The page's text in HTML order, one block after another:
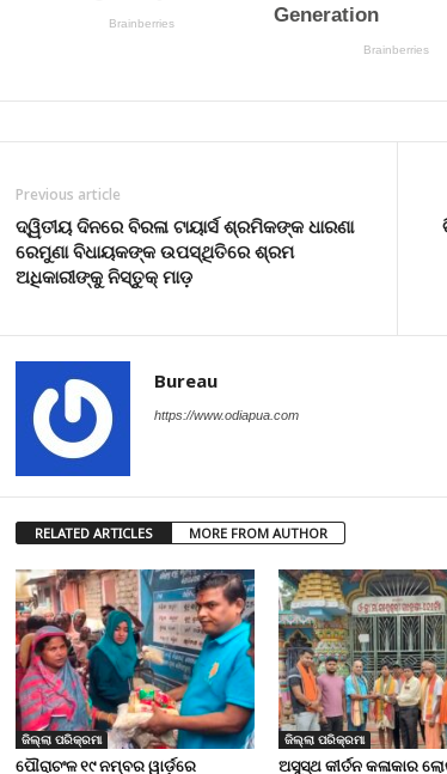
Previous article
ଦ୍ୱିତୀୟ ଦିନରେ ବିରଳା ଟାୟାର୍ସ ଶ୍ରମିକଙ୍କ ଧାରଣା
ରେମୁଣା ବିଧାୟକଙ୍କ ଉପସ୍ଥିତିରେ ଶ୍ରମ
ଅଧିକାରୀଙ୍କୁ ନିସ୍ତୁକ୍ ମାଡ଼
Bureau
https://www.odiapua.com
RELATED ARTICLES MORE FROM AUTHOR
ଜିଲ୍ଲା ପରିକ୍ରମା
ପୌରାଚଂଳ ୧୯ ନମ୍ବର ୱାର୍ଡ଼ରେ
ଜିଲ୍ଲା ପରିକ୍ରମା
ଅସୁସ୍ଥ କୀର୍ତନ କଳାକାର